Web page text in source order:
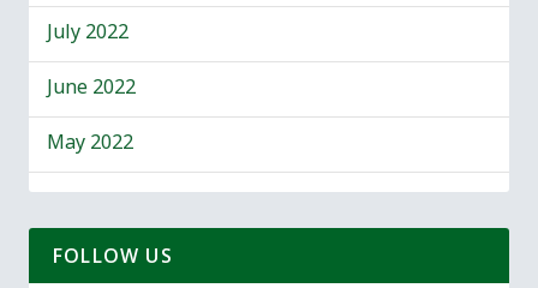
July 2022
June 2022
May 2022
FOLLOW US